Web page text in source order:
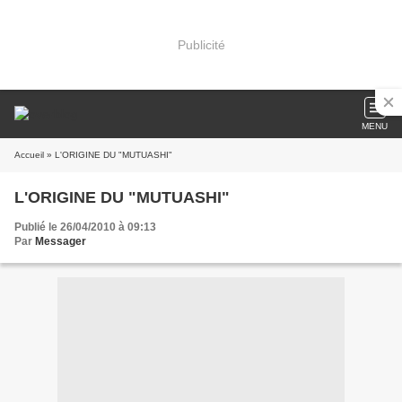
Publicité
MENU
Accueil » L'ORIGINE DU "MUTUASHI"
L'ORIGINE DU "MUTUASHI"
Publié le 26/04/2010 à 09:13
Par Messager